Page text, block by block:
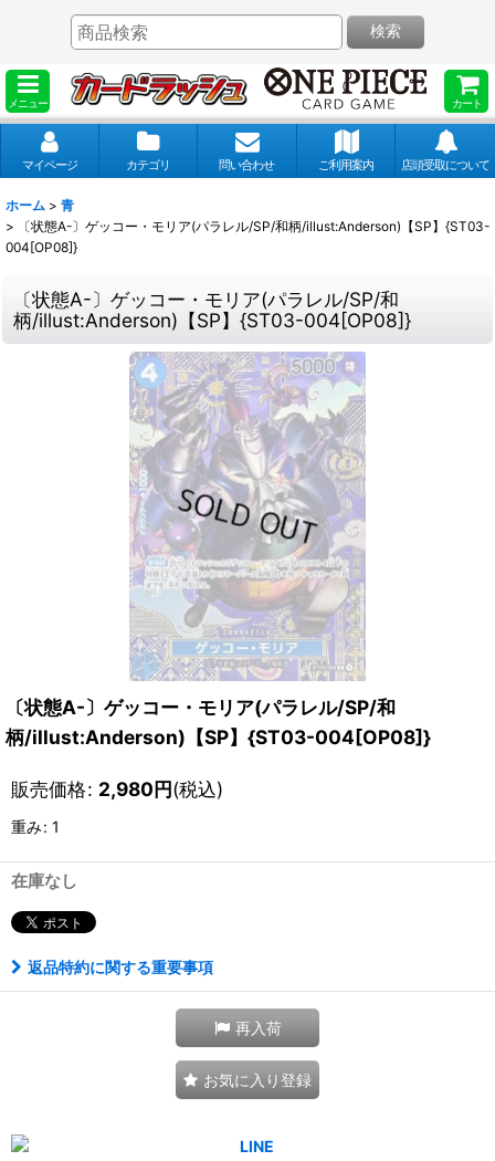
メニュー カート
検索
マイページ カテゴリ 問い合わせ ご利用案内 店頭受取について
ホーム > 青
>
〔状態A-〕ゲッコー・モリア(パラレル/SP/和柄/illust:Anderson)【SP】{ST03-
004[OP08]}
〔状態A-〕ゲッコー・モリア(パラレル/SP/和
柄/illust:Anderson)【SP】{ST03-004[OP08]}
〔状態A-〕ゲッコー・モリア(パラレル/SP/和
柄/illust:Anderson)【SP】{ST03-004[OP08]}
販売価格: 2,980円(税込)
重み: 1
在庫なし
返品特約に関する重要事項
再入荷
お気に入り登録